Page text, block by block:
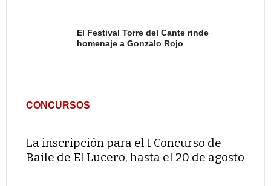
El Festival Torre del Cante rinde
homenaje a Gonzalo Rojo
CONCURSOS
La inscripción para el I Concurso de
Baile de El Lucero, hasta el 20 de agosto